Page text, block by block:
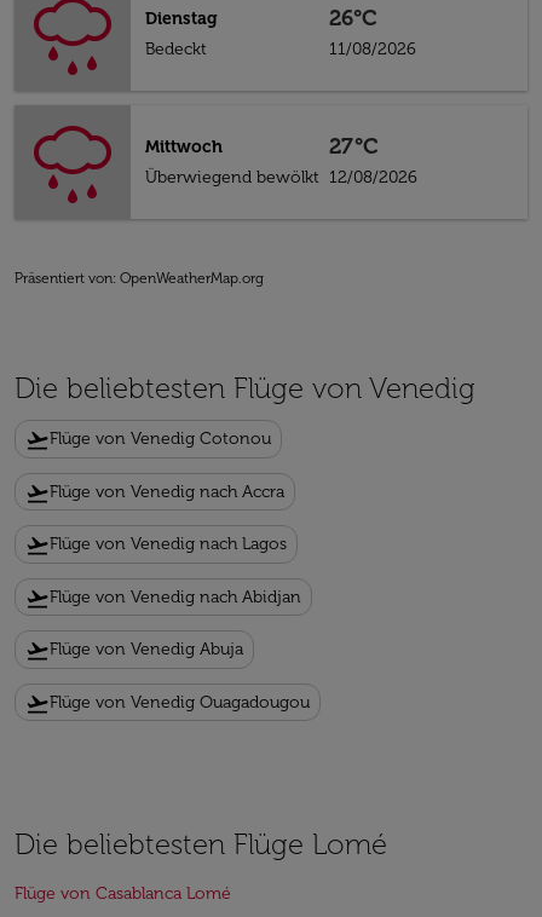
Dienstag
Bedeckt
26°C
11/08/2026
Mittwoch
Überwiegend bewölkt
27°C
12/08/2026
Präsentiert von: OpenWeatherMap.org
Die beliebtesten Flüge von Venedig
flight_takeoffFlüge von Venedig Cotonou
flight_takeoffFlüge von Venedig nach Accra
flight_takeoffFlüge von Venedig nach Lagos
flight_takeoffFlüge von Venedig nach Abidjan
flight_takeoffFlüge von Venedig Abuja
flight_takeoffFlüge von Venedig Ouagadougou
Die beliebtesten Flüge Lomé
Flüge von Casablanca Lomé